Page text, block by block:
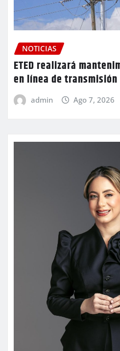
NOTICIAS
ETED realizará
en línea de
admin Ago 7, 2026